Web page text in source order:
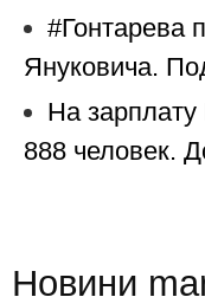
#Гонтарева
Януковича.
На
888 человек.
Новини